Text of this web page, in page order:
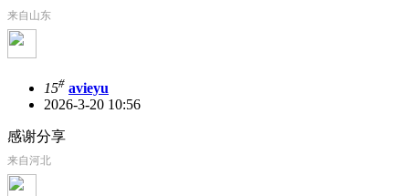
来自山东
15# avieyu
2026-3-20 10:56
感谢分享
来自河北